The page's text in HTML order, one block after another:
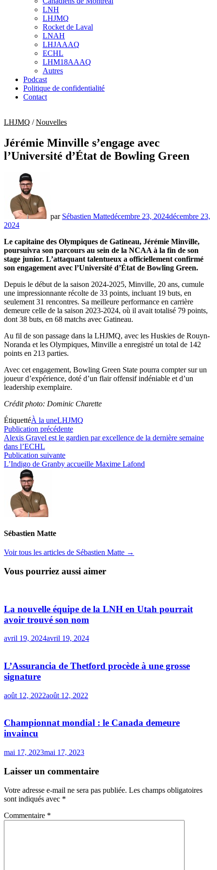
sub
menu
LNH
LHJMQ
Rocket de Laval
LNAH
LHJAAAQ
ECHL
LHM18AAAQ
Autres
Podcast
Politique de confidentialité
Contact
LHJMQ /Nouvelles
Jérémie Minville s’engage avec
l’Université d’État de Bowling Green
par Sébastien Mattedécembre 23, 2024décembre 23,
2024
Le capitaine des Olympiques de Gatineau, Jérémie Minville,
poursuivra son parcours au sein de la NCAA à la fin de son
stage junior. L’attaquant talentueux a officiellement confirmé
son engagement avec l’Université d’État de Bowling Green.
Depuis le début de la saison 2024-2025, Minville, 20 ans, cumule
une impressionnante récolte de 33 points, incluant 19 buts, en
seulement 31 rencontres. Sa meilleure performance en carrière
demeure celle de la saison 2023-2024, où il avait totalisé 79 points,
dont 38 buts, en 68 matchs avec Gatineau.
Au fil de son passage dans la LHJMQ, avec les Huskies de Rouyn-
Noranda et les Olympiques, Minville a enregistré un total de 142
points en 213 parties.
Avec cet engagement, Bowling Green State pourra compter sur un
joueur d’expérience, doté d’un flair offensif indéniable et d’un
leadership exemplaire.
Crédit photo: Dominic Charette
ÉtiquettéÀ la uneLHJMQ
Navigation
de
l’article
Publication précédentePublication
précédente :
Alexis Gravel est le gardien par excellence de la dernière semaine
dans l’ECHL
Publication suivantePublication
suivante :
L’Indigo de Granby accueille Maxime Lafond
Sébastien Matte
Voir tous les articles de Sébastien Matte →
Vous pourriez aussi aimer
La nouvelle équipe de la LNH en Utah pourrait
avoir trouvé son nom
avril 19, 2024avril 19, 2024
L’Assurancia de Thetford procède à une grosse
signature
août 12, 2022août 12, 2022
Championnat mondial : le Canada demeure
invaincu
mai 17, 2023mai 17, 2023
Laisser un commentaire
Votre adresse e-mail ne sera pas publiée. Les champs obligatoires
sont indiqués avec *
Commentaire *